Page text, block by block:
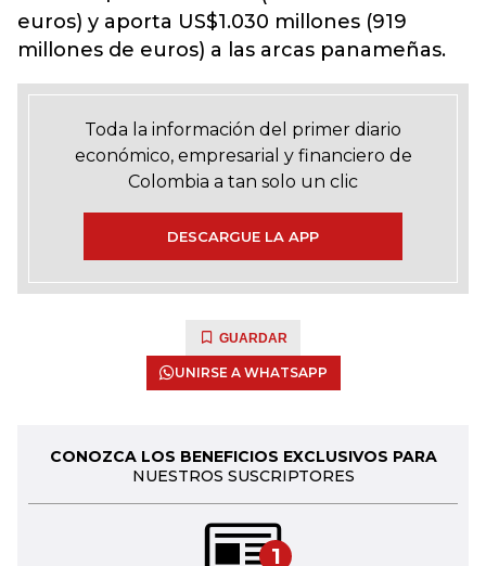
euros) y aporta US$1.030 millones (919
millones de euros) a las arcas panameñas.
Toda la información del primer diario
económico, empresarial y financiero de
Colombia a tan solo un clic
DESCARGUE LA APP
GUARDAR
UNIRSE A WHATSAPP
CONOZCA LOS BENEFICIOS EXCLUSIVOS PARA
NUESTROS SUSCRIPTORES
1